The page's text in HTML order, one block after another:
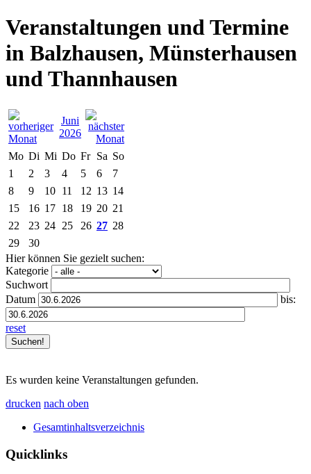
Veranstaltungen und Termine
in Balzhausen, Münsterhausen
und Thannhausen
Juni
2026
Mo Di Mi Do Fr Sa So
1
2 3 4 5 6
7
8
9 10 11 12 13 14
15
16 17 18 19 20 21
22
23 24 25 26 27 28
29
30
Hier können Sie gezielt suchen:
Kategorie
Suchwort
Datum
bis:
reset
Es wurden keine Veranstaltungen gefunden.
drucken nach oben
Gesamtinhaltsverzeichnis
Quicklinks